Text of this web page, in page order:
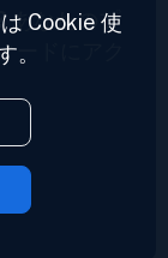
あなたのプ
ードにアク
Cookie 使
。